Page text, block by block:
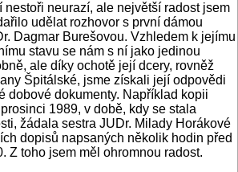
nestoři neurazí, ale největší radost jsem
udělat rozhovor s první dámou
Dagmar Burešovou. Vzhledem k jejímu
stavu se nám s ní jako jedinou
ale díky ochotě její dcery, rovněž
Špitálské, jsme získali její odpovědi
dobové dokumenty. Například kopii
1989, v době, kdy se stala
žádala sestra JUDr. Milady Horákové
dopisů napsaných několik hodin před
Z toho jsem měl ohromnou radost.